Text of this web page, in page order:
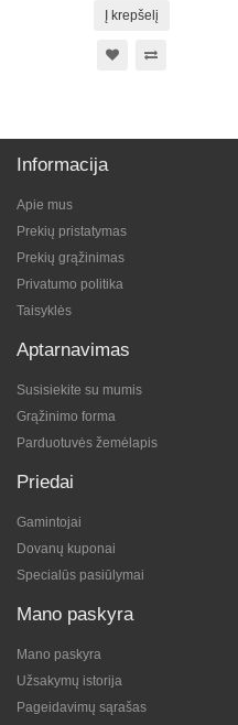
Į krepšelį
Informacija
Apie mus
Prekių pristatymas
Prekių grąžinimas
Privatumo politika
Taisyklės
Aptarnavimas
Susisiekite su mumis
Grąžinimo forma
Parduotuvės žemėlapis
Priedai
Gamintojai
Dovanų kuponai
Specialūs pasiūlymai
Mano paskyra
Mano paskyra
Užsakymų istorija
Pageidavimų sąrašas